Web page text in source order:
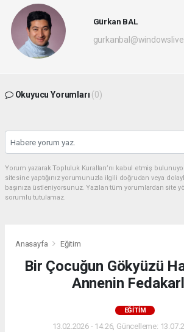
Gürkan BAL
Okuyucu Yorumları (0)
Yorum yazarak Topluluk Kuralları’nı kabul etmiş
sitesine yaptığınız yorumunuzla ilgili doğrudan veya
başınıza üstleniyorsunuz. Yazılan tüm yorumlardan site
sorumlu tutulamaz.
Anasayfa Eğitim
Bir Çocuğun Gökyüzü
Annenin
EĞITIM
13.02.2026 - 14:26, Güncelleme: